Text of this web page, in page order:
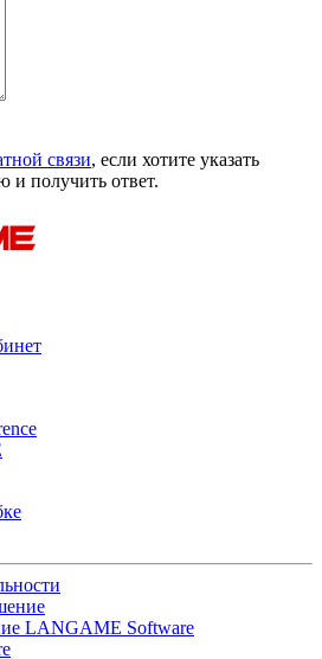
связи, если хотите указать
получить ответ.
LANGAME Software